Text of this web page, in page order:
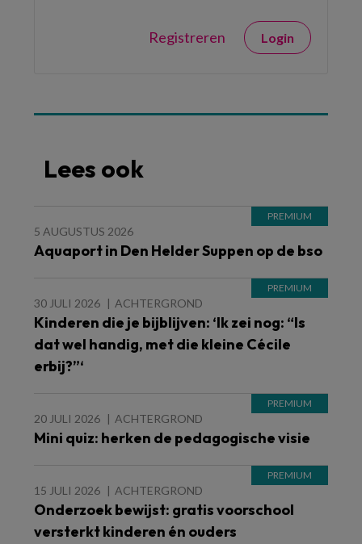
Registreren Login
Lees ook
5 AUGUSTUS 2026
Aquaport in Den Helder Suppen op de bso
30 JULI 2026 ACHTERGROND
Kinderen die je bijblijven: ‘Ik zei nog: “Is
dat wel handig, met die kleine Cécile
erbij?”‘
20 JULI 2026 ACHTERGROND
Mini quiz: herken de pedagogische visie
15 JULI 2026 ACHTERGROND
Onderzoek bewijst: gratis voorschool
versterkt kinderen én ouders